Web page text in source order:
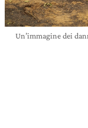
Un’immagine dei